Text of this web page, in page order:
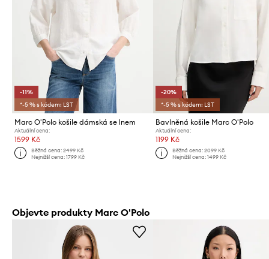
-11%
*-5 % s kódem: LST
Marc O'Polo košile dámská se lnem
Aktuální cena:
1599 Kč
Běžná cena:2499 Kč
Nejnižší cena:1799 Kč
-20%
*-5 % s kódem: LST
Bavlněná košile Marc O'Polo
Aktuální cena:
1199 Kč
Běžná cena: 2099 Kč
Nejnižší cena: 1499 Kč
Objevte produkty Marc O'Polo